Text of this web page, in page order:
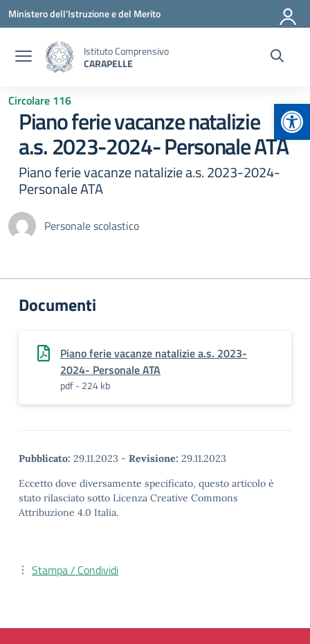
Vai ai contenuti
Vai al menu di navigazione
Vai al footer
Ministero dell'Istruzione e del Merito
Istituto Comprensivo
CARAPELLE
Circolare 116
Piano ferie vacanze natalizie
a.s. 2023-2024- Personale ATA
Piano ferie vacanze natalizie a.s. 2023-2024-
Personale ATA
Personale scolastico
Documenti
Piano ferie vacanze natalizie a.s. 2023-
2024- Personale ATA
pdf - 224 kb
Pubblicato: 29.11.2023 - Revisione: 29.11.2023
Eccetto dove diversamente specificato, questo articolo è
stato rilasciato sotto Licenza Creative Commons
Attribuzione 4.0 Italia.
Stampa / Condividi